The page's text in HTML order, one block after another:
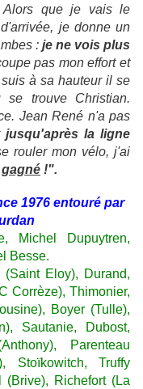
Alors que je vais le
je donne un
: je ne vois plus
pas mon effort et
à sa hauteur il se
trouve Christian.
Jean René n'a pas
jusqu'après la ligne
rouler mon vélo, j'ai
gagné !".
1976 entouré par
Michel Dupuytren,
Besse.
(Saint Eloy), Durand,
Corrèze), Thimonier,
Boyer (Tulle),
Sautanie, Dubost,
Parenteau
Stoïkowitch, Truffy
(Brive), Richefort (La